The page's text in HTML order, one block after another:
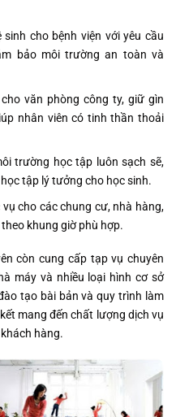
sinh cho bệnh viện với yêu cầu
bảo môi trường an toàn và
văn phòng công ty, giữ gìn
nhân viên có tinh thần thoải
trường học tập luôn sạch sẽ,
tập lý tưởng cho học sinh.
cho các chung cư, nhà hàng,
khung giờ phù hợp.
còn cung cấp tạp vụ chuyên
máy và nhiều loại hình cơ sở
tạo bài bản và quy trình làm
mang đến chất lượng dịch vụ
hàng.